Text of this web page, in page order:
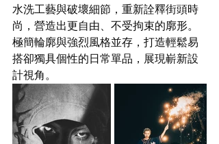
水洗工藝與破壞細節，重新詮釋街頭時
尚，營造出更自由、不受拘束的廓形。
極簡輪廓與強烈風格並存，打造輕鬆易
搭卻獨具個性的日常單品，展現嶄新設
計視角。